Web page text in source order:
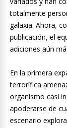
totalmente
galaxia. Ahora,
publicación, el
adiciones aún
En la primera
terrorífica
organismo casi
apoderarse de
escenario